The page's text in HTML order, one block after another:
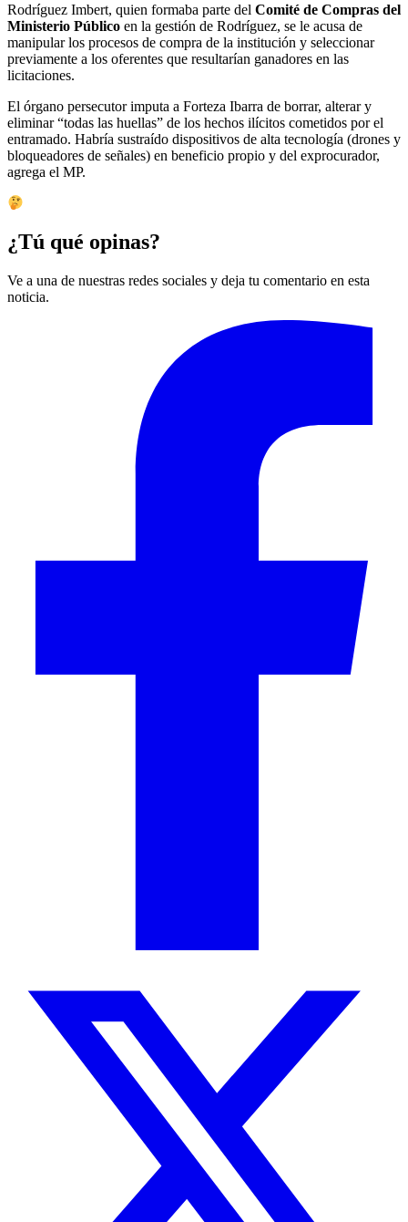
Rodríguez Imbert, quien formaba parte del Comité de Compras del
Ministerio Público en la gestión de Rodríguez, se le acusa de
manipular los procesos de compra de la institución y seleccionar
previamente a los oferentes que resultarían ganadores en las
licitaciones.
El órgano persecutor imputa a Forteza Ibarra de borrar, alterar y
eliminar “todas las huellas” de los hechos ilícitos cometidos por el
entramado. Habría sustraído dispositivos de alta tecnología (drones y
bloqueadores de señales) en beneficio propio y del exprocurador,
agrega el MP.
¿Tú qué opinas?
Ve a una de nuestras redes sociales y deja tu comentario en esta
noticia.